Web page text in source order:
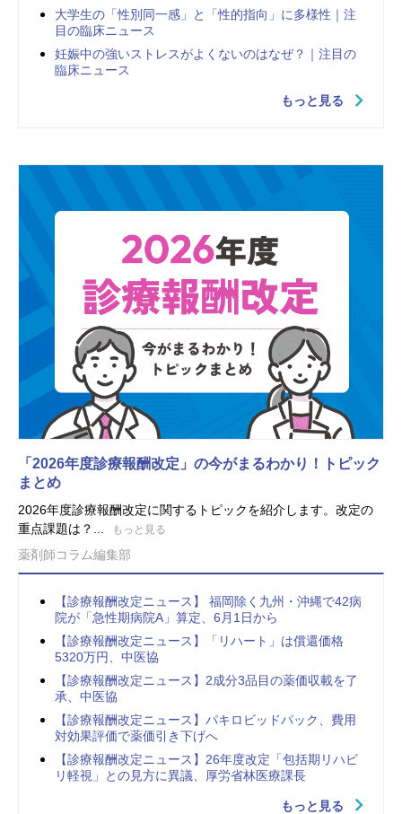
大学生の「性別同一感」と「性的指向」に多様性｜注
目の臨床ニュース
妊娠中の強いストレスがよくないのはなぜ？｜注目の
臨床ニュース
もっと見る
「2026年度診療報酬改定」の今がまるわかり！トピック
まとめ
2026年度診療報酬改定に関するトピックを紹介します。改定の
重点課題は？...
もっと見る
薬剤師コラム編集部
【診療報酬改定ニュース】 福岡除く九州・沖縄で42病
院が「急性期病院A」算定、6月1日から
【診療報酬改定ニュース】「リハート」は償還価格
5320万円、中医協
【診療報酬改定ニュース】2成分3品目の薬価収載を了
承、中医協
【診療報酬改定ニュース】パキロビッドパック、費用
対効果評価で薬価引き下げへ
【診療報酬改定ニュース】26年度改定「包括期リハビ
リ軽視」との見方に異議、厚労省林医療課長
もっと見る